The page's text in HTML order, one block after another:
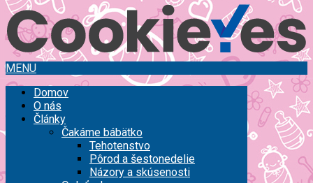
MENU
Domov
O nás
Články
Čakáme bábätko
Tehotenstvo
Pôrod a šestonedelie
Názory a skúsenosti